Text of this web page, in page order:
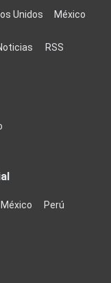
Unidos México
RSS
México Perú